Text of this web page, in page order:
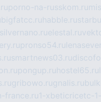
porno-na-russkom.ru
bigfatcc.ru habble.ru
silvernano.ruelestal.ru
pronso54.ru
smartnews03.ru
pongup.ru hostel65.ru
gribowo.rugnalis.ru
france.ru1-xbeticricetc-